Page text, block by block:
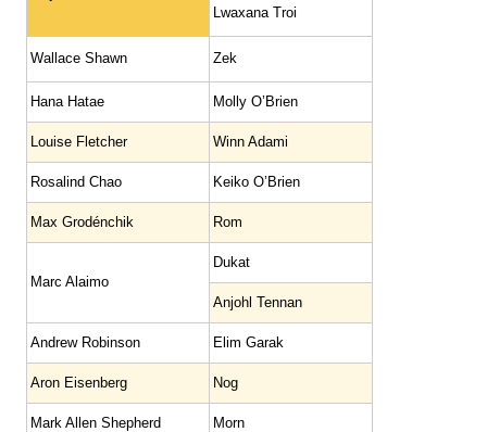
Lwaxana Troi
Wallace Shawn Zek
Hana Hatae Molly O’Brien
Louise Fletcher Winn Adami
Rosalind Chao Keiko O’Brien
Max Grodénchik Rom
Marc Alaimo
Dukat
Anjohl Tennan
Andrew Robinson Elim Garak
Aron Eisenberg Nog
Mark Allen Shepherd Morn